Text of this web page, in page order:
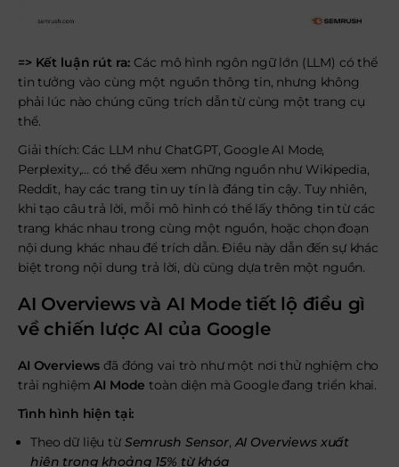
=> Kết luận rút ra: Các mô hình ngôn ngữ lớn (LLM) có thể
tin tưởng vào cùng một nguồn thông tin, nhưng không
phải lúc nào chúng cũng trích dẫn từ cùng một trang cụ
thể.
Giải thích: Các LLM như ChatGPT, Google AI Mode,
Perplexity,… có thể đều xem những nguồn như Wikipedia,
Reddit, hay các trang tin uy tín là đáng tin cậy. Tuy nhiên,
khi tạo câu trả lời, mỗi mô hình có thể lấy thông tin từ các
trang khác nhau trong cùng một nguồn, hoặc chọn đoạn
nội dung khác nhau để trích dẫn. Điều này dẫn đến sự khác
biệt trong nội dung trả lời, dù cùng dựa trên một nguồn.
AI Overviews và AI Mode tiết lộ điều gì
về chiến lược AI của Google
AI Overviews đã đóng vai trò như một nơi thử nghiệm cho
trải nghiệmAI Mode toàn diện mà Google đang triển khai.
Tình hình hiện tại:
Theo dữ liệu từ Semrush Sensor, AI Overviews xuất
hiện trong khoảng 15% từ khóa